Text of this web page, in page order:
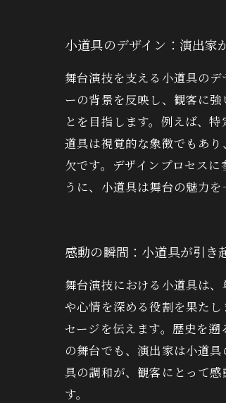
小道具のデザイン：演出家
舞台演技を支える小道具の
ーの背景を反映し、観客に
とを目指します。例えば、
道具は視覚的な象徴でもあ
欠です。デザインプロセス
うに、小道具は舞台の魅力
感動の瞬間：小道具が引き
舞台演技における小道具は
や心情を深める役割を果た
セージを伝えます。歴史を
の舞台でも、演出家は小道
具の調和が、観客にとって
す。